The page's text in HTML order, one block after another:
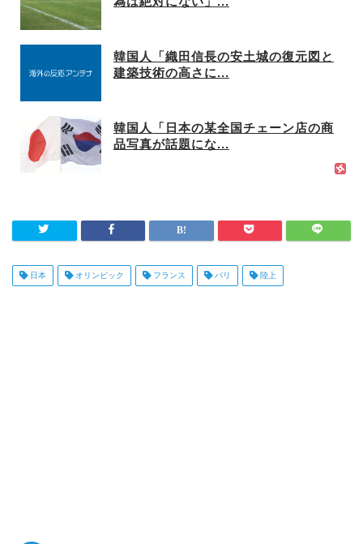
韓国人「織田信長の安土城の復元図と
建築技術の高さに...
韓国人「日本の某全国チェーン店の商
品写真が話題にな...
日本 オリンピック フランス パリ 陸上